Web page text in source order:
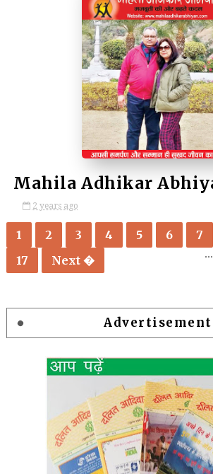
by Kulina Kumari
2 years ago
1 2 3 4 5 6 7
...
17 Next �
Advertisement